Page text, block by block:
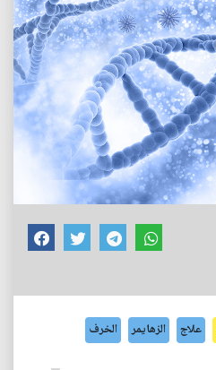
علاج الزهايمر الخرف